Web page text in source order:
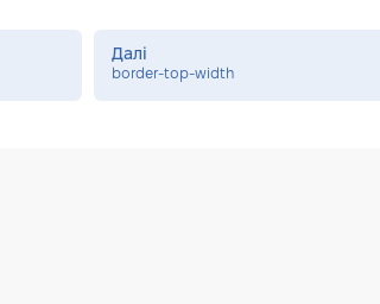
Далі
border-top-width